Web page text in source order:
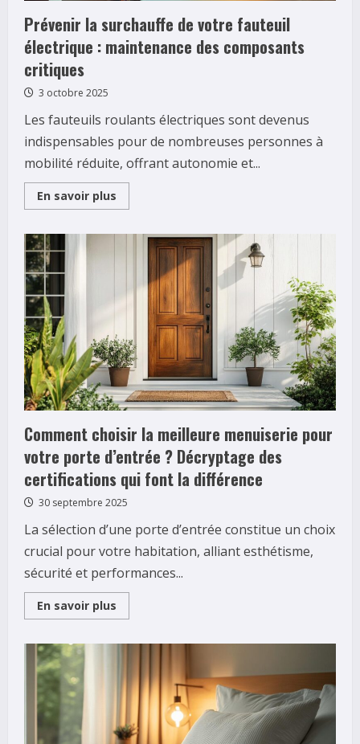
Prévenir la surchauffe de votre fauteuil
électrique : maintenance des composants
critiques
3 octobre 2025
Les fauteuils roulants électriques sont devenus
indispensables pour de nombreuses personnes à
mobilité réduite, offrant autonomie et...
En savoir plus
more
surchauffe
fauteuil
électrique
maintenance
composants
critiques
Comment choisir la meilleure menuiserie pour
votre porte d’entrée ? Décryptage des
certifications qui font la différence
30 septembre 2025
La sélection d’une porte d’entrée constitue un choix
crucial pour votre habitation, alliant esthétisme,
sécurité et performances...
En savoir plus
more
meilleure
menuiserie
pour
votre
porte
d’entrée
?